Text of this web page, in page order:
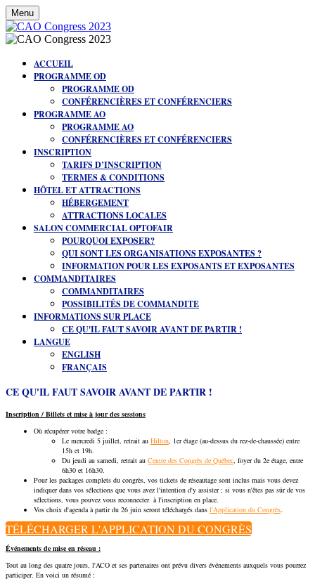
Menu
ACCUEIL
PROGRAMME OD
PROGRAMME OD
CONFÉRENCIÈRES ET CONFÉRENCIERS
PROGRAMME AO
PROGRAMME AO
CONFÉRENCIÈRES ET CONFÉRENCIERS
INSCRIPTION
TARIFS D’INSCRIPTION
TERMES & CONDITIONS
HÔTEL ET ATTRACTIONS
HÉBERGEMENT
ATTRACTIONS LOCALES
SALON COMMERCIAL OPTOFAIR
POURQUOI EXPOSER?
QUI SONT LES ORGANISATIONS EXPOSANTES ?
INFORMATION POUR LES EXPOSANTS ET EXPOSANTES
COMMANDITAIRES
COMMANDITAIRES
POSSIBILITÉS DE COMMANDITE
INFORMATIONS SUR PLACE
CE QU'IL FAUT SAVOIR AVANT DE PARTIR !
LANGUE
ENGLISH
FRANÇAIS
CE QU'IL FAUT SAVOIR AVANT DE PARTIR !
Inscription / Billets et mise à jour des sessions
Où récupérer votre badge :
Le mercredi 5 juillet, retrait au Hilton, 1er étage (au-dessus du rez-de-chaussée) entre
15h et 19h.
Du jeudi au samedi, retrait au Centre des Congrès de Québec, foyer du 2e étage, entre
6h30 et 16h30.
Pour les packages complets du congrès, vos tickets de réseautage sont inclus mais vous devez
indiquer dans vos sélections que vous avez l'intention d'y assister ; si vous n'êtes pas sûr de vos
sélections, vous pouvez vous reconnecter à l'inscription en place.
Vos choix d'agenda à partir du 26 juin seront téléchargés dans l'Application du Congrès.
TÉLÉCHARGER L'APPLICATION DU CONGRÈS
Événements de mise en réseau :
Tout au long des quatre jours, l'ACO et ses partenaires ont prévu divers événements auxquels vous pourrez
participer. En voici un résumé :